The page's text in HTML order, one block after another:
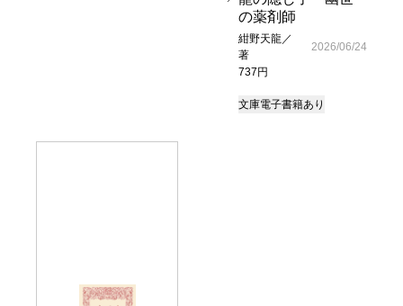
の薬剤師
紺野天龍／
著
737円
2026/06/24
文庫電子書籍あり